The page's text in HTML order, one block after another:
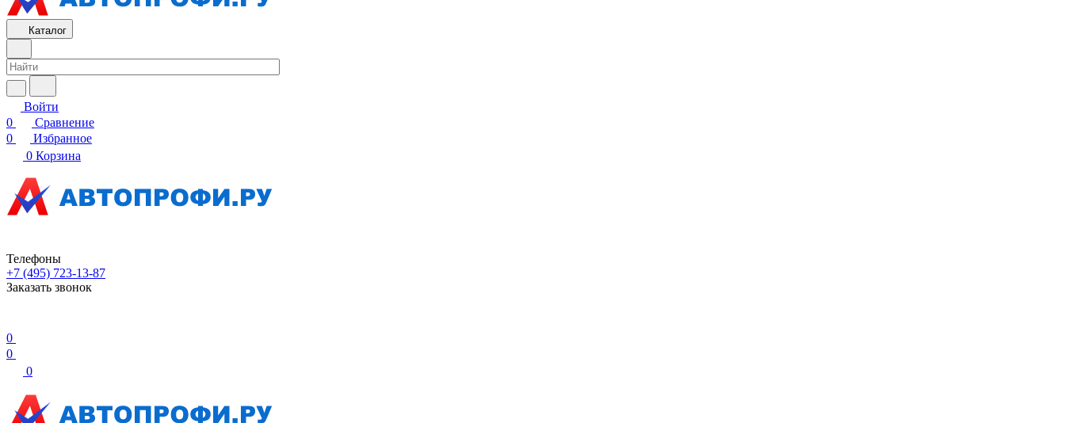
Каталог
Войти
0
Сравнение
0
Избранное
0 Корзина
Телефоны
+7 (495) 723-13-87
Заказать звонок
0
0
0